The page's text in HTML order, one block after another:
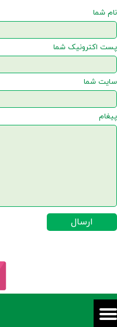
نام شما
پست اکترونیک شما
سایت شما
پیغام
ارسال